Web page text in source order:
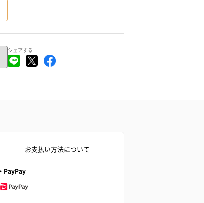
シェアする
お支払い方法について
・PayPay